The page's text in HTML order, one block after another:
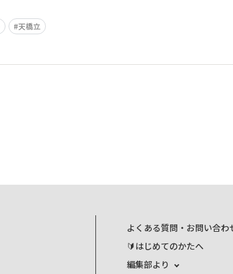
天橋立
よくある質問・お問い合わ
🔰はじめてのかたへ
編集部より